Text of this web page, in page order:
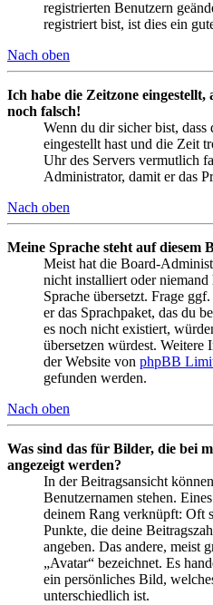
registrierten Benutzern
registriert bist, ist dies ein
Nach oben
Ich habe die Zeitzone
noch falsch!
Wenn du dir sicher bist,
eingestellt hast und die Zeit
Uhr des Servers vermutlich
Administrator, damit er das
Nach oben
Meine Sprache steht auf diesem
Meist hat die Board-
nicht installiert oder
Sprache übersetzt. Frage
er das Sprachpaket, das du
es noch nicht existiert,
übersetzen würdest. Weitere
der Website von phpBB
gefunden werden.
Nach oben
Was sind das für Bilder, die bei
angezeigt werden?
In der Beitragsansicht
Benutzernamen stehen.
deinem Rang verknüpft: Oft
Punkte, die deine
angeben. Das andere, meist
„Avatar“ bezeichnet. Es
ein persönliches Bild,
unterschiedlich ist.